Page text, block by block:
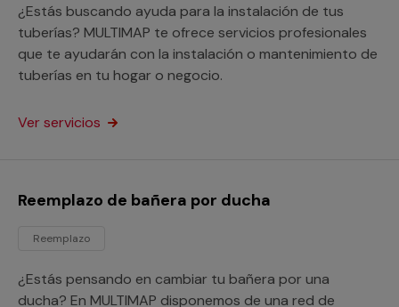
¿Estás buscando ayuda para la instalación de tus
tuberías? MULTIMAP te ofrece servicios profesionales
que te ayudarán con la instalación o mantenimiento de
tuberías en tu hogar o negocio.
Ver servicios
Reemplazo de bañera por ducha
Reemplazo
¿Estás pensando en cambiar tu bañera por una
ducha? En MULTIMAP disponemos de una red de